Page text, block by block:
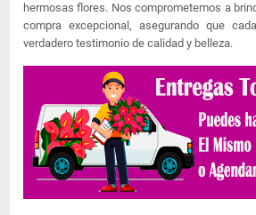
hermosas flores. Nos comprometemos a
compra excepcional, asegurando que
verdadero testimonio de calidad y belleza.